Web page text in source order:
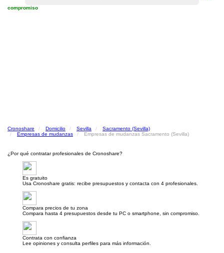
compromiso
Cronoshare Domicilio Sevilla
Sacramento (Sevilla)
Empresas de mudanzas
Empresas de mudanzas Sacramento (Sevilla)
¿Por qué contratar profesionales de Cronoshare?
Es gratuito
Usa Cronoshare gratis: recibe presupuestos y contacta con 4 profesionales.
Compara precios de tu zona
Compara hasta 4 presupuestos desde tu PC o smartphone, sin compromiso.
Contrata con confianza
Lee opiniones y consulta perfiles para más información.